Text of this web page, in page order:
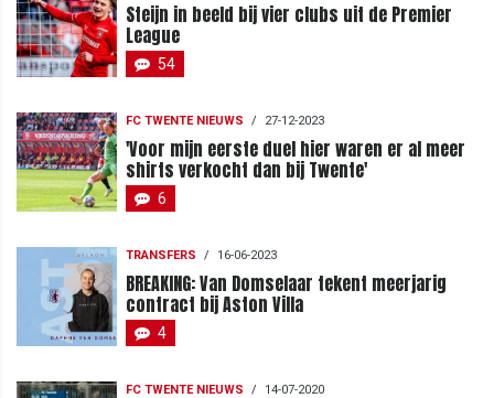
Steijn in beeld bij vier clubs uit de Premier
League
54
FC TWENTE NIEUWS / 27-12-2023
'Voor mijn eerste duel hier waren er al meer
shirts verkocht dan bij Twente'
6
TRANSFERS / 16-06-2023
BREAKING: Van Domselaar tekent meerjarig
contract bij Aston Villa
4
FC TWENTE NIEUWS / 14-07-2020